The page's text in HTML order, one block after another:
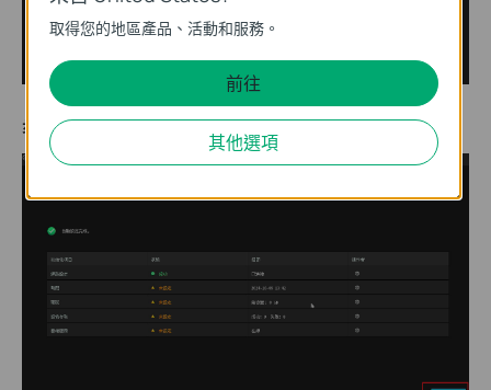
步驟 5. 點擊完成以完成設定。
取得您的地區產品、活動和服務。
前往
其他選項